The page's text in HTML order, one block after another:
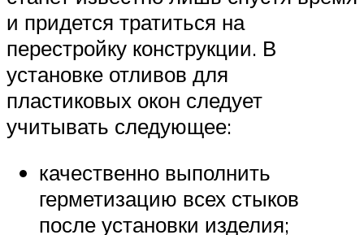
и придется тратиться на
перестройку конструкции. В
установке отливов для
пластиковых окон следует
учитывать следующее:
качественно выполнить
герметизацию всех стыков
после установки изделия;